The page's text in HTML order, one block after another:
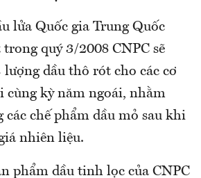
lửa Quốc gia Trung Quốc
quý 3/2008 CNPC sẽ
dầu thô rót cho các cơ
cùng kỳ năm ngoái, nhằm
các chế phẩm dầu mỏ sau khi
nhiên liệu.
phẩm dầu tinh lọc của CNPC